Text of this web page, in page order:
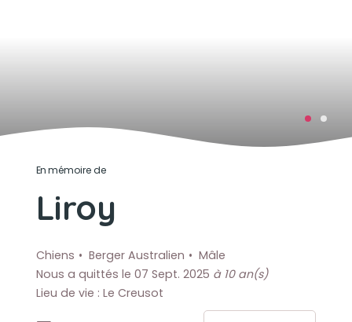
En mémoire de
Liroy
Chiens Berger Australien
Mâle
Nous a quittés le 07 Sept. 2025 à 10 an(s)
Lieu de vie : Le Creusot